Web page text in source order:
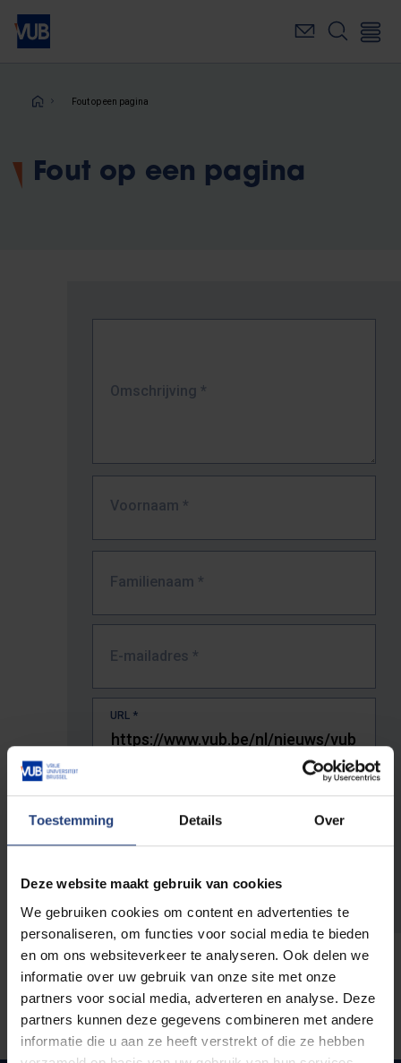
Toestemming Details Over
Deze website maakt gebruik van cookies
We gebruiken cookies om content en advertenties te
personaliseren, om functies voor social media te bieden
en om ons websiteverkeer te analyseren. Ook delen we
informatie over uw gebruik van onze site met onze
partners voor social media, adverteren en analyse. Deze
partners kunnen deze gegevens combineren met andere
informatie die u aan ze heeft verstrekt of die ze hebben
Overslaan
naar
inhoudKruimelpad
Fout op een pagina
Fout op een pagina
Omschrijving *
Voornaam *
Familienaam *
E-mailadres *
URL *
De volledige URL van de pagina waar je de fout zag.